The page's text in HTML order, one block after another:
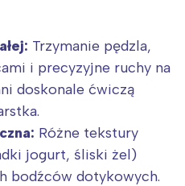
Trzymanie pędzla,
i precyzyjne ruchy na
doskonale ćwiczą
Różne tekstury
jogurt, śliski żel)
bodźców dotykowych.